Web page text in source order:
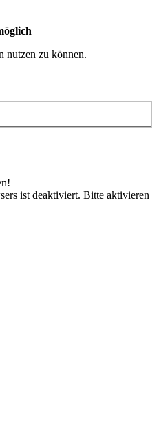
nutzen zu können.
ist deaktiviert. Bitte aktivieren